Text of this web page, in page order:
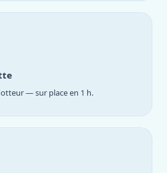
— sur place en 1 h.